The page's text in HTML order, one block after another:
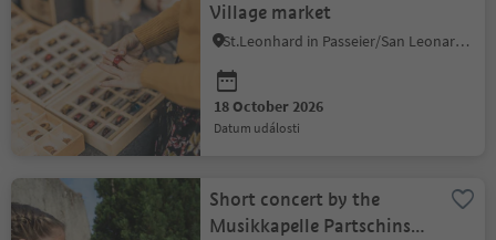
Village market
St.Leonhard in Passeier/San Leonardo in Passiria, Meran/Merano and environs
18 October 2026
datum události
Short concert by the
Musikkapelle Partschins